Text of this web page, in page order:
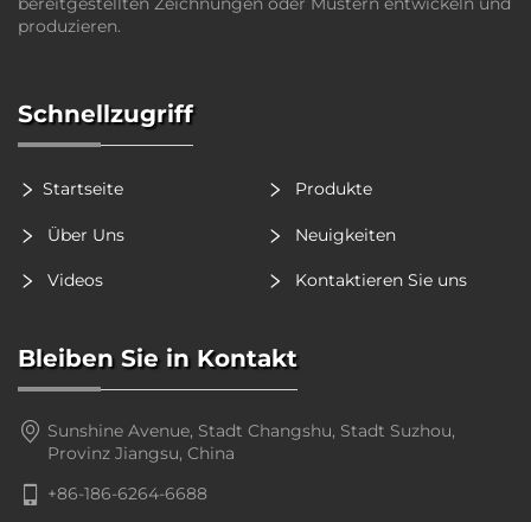
produzieren.
Schnellzugriff
Startseite Produkte
Über Uns Neuigkeiten
Videos Kontaktieren Sie uns
Bleiben Sie in Kontakt
Sunshine Avenue, Stadt Changshu, Stadt Suzhou,
Provinz Jiangsu, China
+86-186-6264-6688